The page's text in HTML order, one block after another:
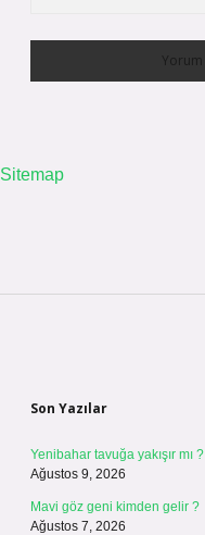
Sitemap
Son Yazılar
Yenibahar tavuğa yakışır mı ?
Ağustos 9, 2026
Mavi göz geni kimden gelir ?
Ağustos 7, 2026